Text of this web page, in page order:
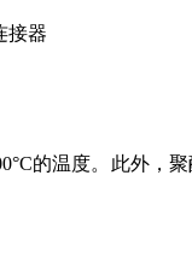
的温度。此外，